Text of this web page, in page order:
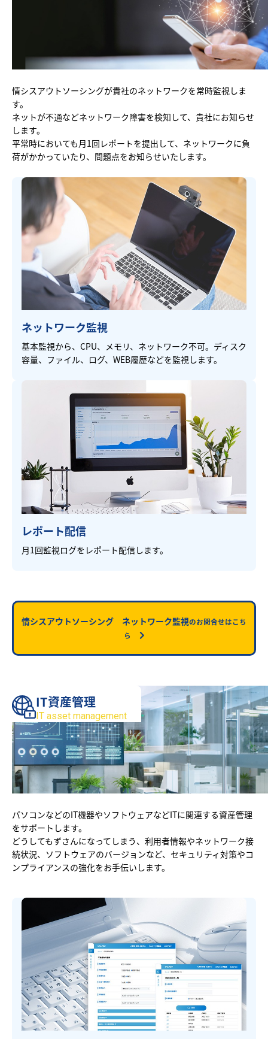
他社との違い
料金
導入の流れ
情シスアウトソーシングが貴社のネットワークを常時監視しま
す。
ネットが不通などネットワーク障害を検知して、貴社にお知らせ
します。
平常時においても月1回レポートを提出して、ネットワークに負
荷がかかっていたり、問題点をお知らせいたします。
ネットワーク監視
基本監視から、CPU、メモリ、ネットワーク不可。ディスク
容量、ファイル、ログ、WEB履歴などを監視します。
レポート配信
月1回監視ログをレポート配信します。
情シスアウトソーシング ネットワーク監視のお問合せはこち
ら
IT資産管理
IT asset management
パソコンなどのIT機器やソフトウェアなどITに関連する資産管理
をサポートします。
どうしてもずさんになってしまう、利用者情報やネットワーク接
続状況、ソフトウェアのバージョンなど、セキュリティ対策やコ
ンプライアンスの強化をお手伝いします。